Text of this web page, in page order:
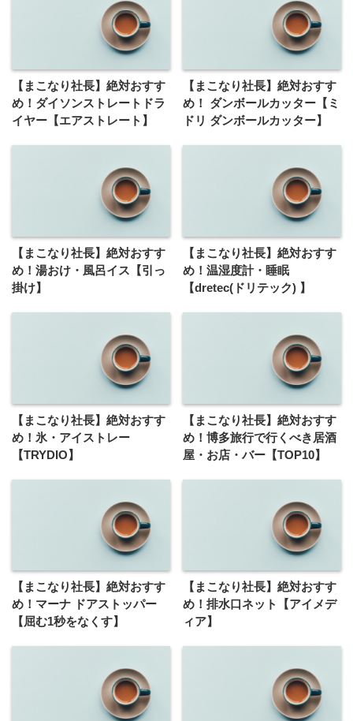
【まこなり社長】絶対おすす
め！ダイソンストレートドラ
イヤー【エアストレート】
【まこなり社長】絶対おすす
め！ ダンボールカッター【ミ
ドリ ダンボールカッター】
【まこなり社長】絶対おすす
め！湯おけ・風呂イス【引っ
掛け】
【まこなり社長】絶対おすす
め！温湿度計・睡眠
【dretec(ドリテック) 】
【まこなり社長】絶対おすす
め！氷・アイストレー
【TRYDIO】
【まこなり社長】絶対おすす
め！博多旅行で行くべき居酒
屋・お店・バー【TOP10】
【まこなり社長】絶対おすす
め！マーナ ドアストッパー
【屈む1秒をなくす】
【まこなり社長】絶対おすす
め！排水口ネット【アイメデ
ィア】